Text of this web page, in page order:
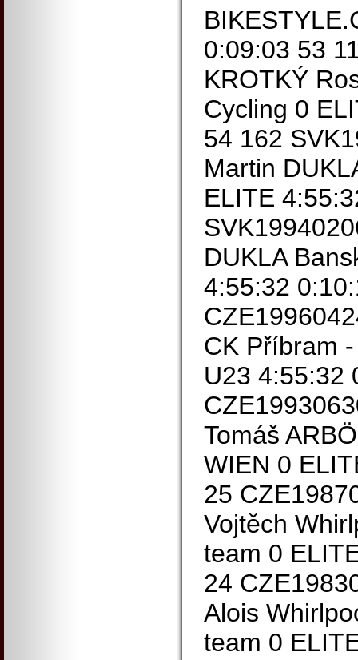
0:09:03 53
KROTKÝ
Cycling 0
54 162
Martin
ELITE
DUKLA
4:55:32
CK Příbram
U23 4:55:32
Tomáš
WIEN 0
25
Vojtěch
team 0
24
Alois
team 0